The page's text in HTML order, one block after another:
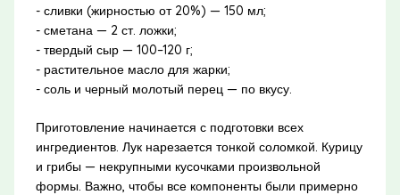
- сливки (жирностью от 20%) — 150 мл;
- сметана — 2 ст. ложки;
- твердый сыр — 100–120 г;
- растительное масло для жарки;
- соль и черный молотый перец — по вкусу.
Приготовление начинается с подготовки всех
ингредиентов. Лук нарезается тонкой соломкой. Курицу
и грибы — некрупными кусочками произвольной
формы. Важно, чтобы все компоненты были примерно